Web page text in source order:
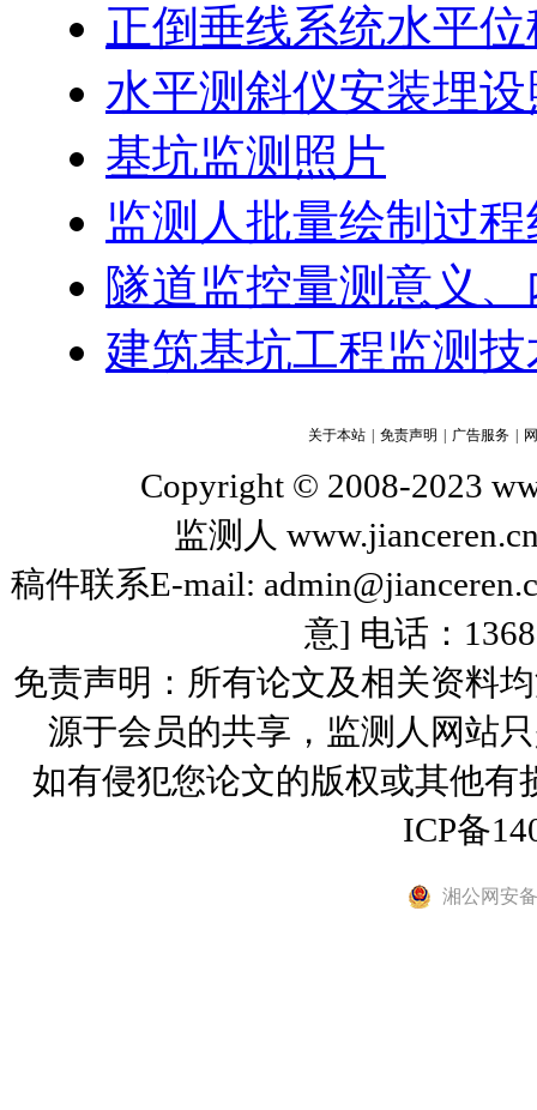
正倒垂线系统水平
水平测斜仪安装埋
基坑监测照片
监测人批量绘制过程
隧道监控量测意义
建筑基坑工程监测
关于本站 免责声明 广告服务
Copyright © 2008-2023
监测人
稿件联系E-mail:
意] 电话：
免责声明：所有论文及相关资料
源于会员的共享，监测人网站
如有侵犯您论文的版权或其他
ICP备
湘公网安